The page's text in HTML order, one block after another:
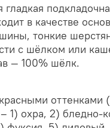
в качестве
тонкие
с шёлком или
— 100% шёлк.
оттенками
1) охра, 2) бледно-